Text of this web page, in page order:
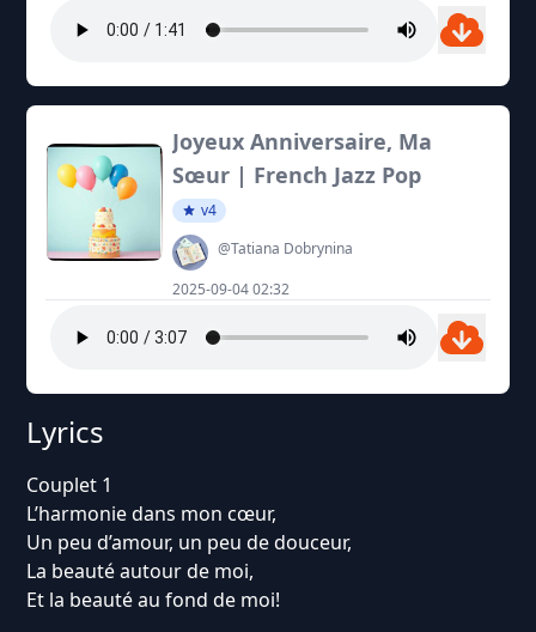
Joyeux Anniversaire, Ma
Sœur | French Jazz Pop
v4
@Tatiana Dobrynina
2025-09-04 02:32
Lyrics
Couplet 1
L’harmonie dans mon cœur,
Un peu d’amour, un peu de douceur,
La beauté autour de moi,
Et la beauté au fond de moi!